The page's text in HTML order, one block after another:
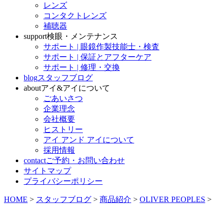
レンズ
コンタクトレンズ
補聴器
support検眼・メンテナンス
サポート | 眼鏡作製技能士・検査
サポート | 保証とアフターケア
サポート | 修理・交換
blogスタッフブログ
aboutアイ&アイについて
ごあいさつ
企業理念
会社概要
ヒストリー
アイ アンド アイについて
採用情報
contactご予約・お問い合わせ
サイトマップ
プライバシーポリシー
HOME > スタッフブログ > 商品紹介 > OLIVER PEOPLES >